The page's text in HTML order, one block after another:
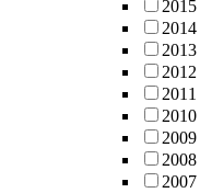
2015
2014
2013
2012
2011
2010
2009
2008
2007